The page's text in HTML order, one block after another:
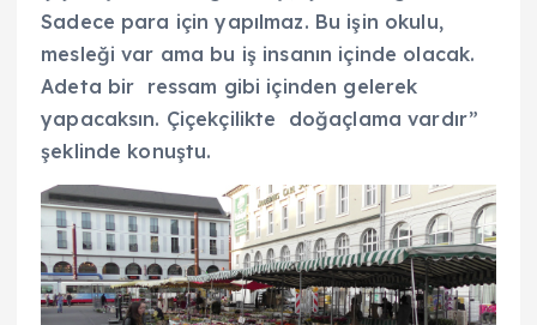
Sadece para için yapılmaz. Bu işin okulu,
mesleği var ama bu iş insanın içinde olacak.
Adeta bir ressam gibi içinden gelerek
yapacaksın. Çiçekçilikte doğaçlama vardır”
şeklinde konuştu.